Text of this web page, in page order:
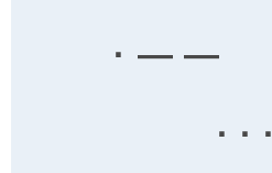
· — —
· · ·